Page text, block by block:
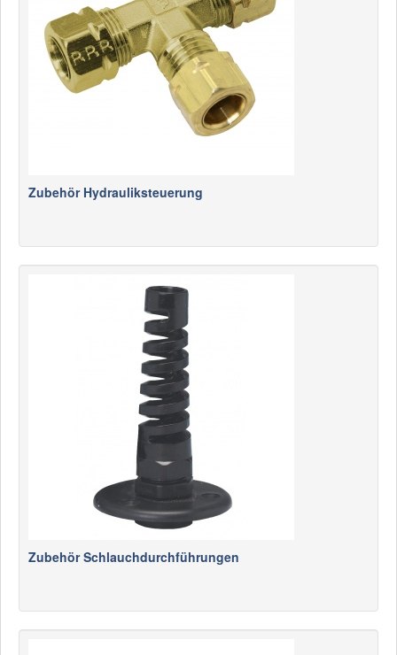
Zubehör Hydrauliksteuerung
Zubehör Schlauchdurchführungen